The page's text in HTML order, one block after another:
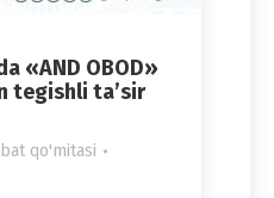
«AND OBOD»
tegishli ta’sir
qo'mitasi